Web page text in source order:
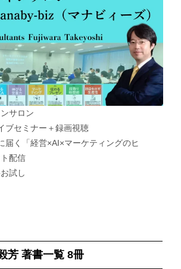
サロン
ブセミナー＋録画視聴
く「経営×AI×マーケティングのヒ
配信
試し
芳 著書一覧 8冊